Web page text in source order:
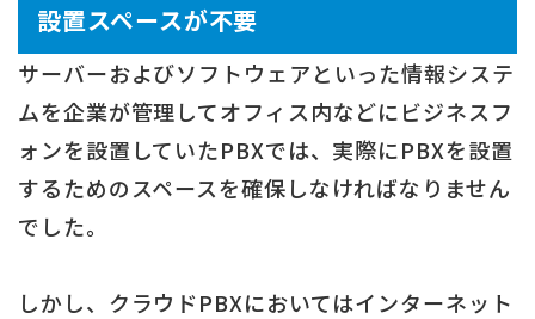
設置スペースが不要
サーバーおよびソフトウェアといった情報システ
ムを企業が管理してオフィス内などにビジネスフ
ォンを設置していたPBXでは、実際にPBXを設置
するためのスペースを確保しなければなりません
でした。
しかし、クラウドPBXにおいてはインターネット